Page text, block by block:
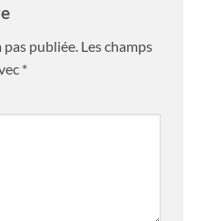
pas publiée. Les champs
*